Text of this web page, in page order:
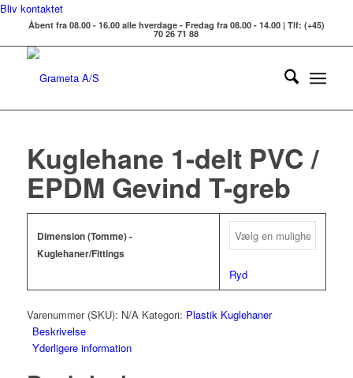
Bliv kontaktet
Åbent fra 08.00 - 16.00 alle hverdage - Fredag fra 08.00 - 14.00 | Tlf: (+45)
70 26 71 88
Kuglehane 1-delt PVC /
EPDM Gevind T-greb
Dimension (Tomme) -
Kuglehaner/Fittings
Ryd
Varenummer (SKU): N/A Kategori: Plastik Kuglehaner
Beskrivelse
Yderligere information